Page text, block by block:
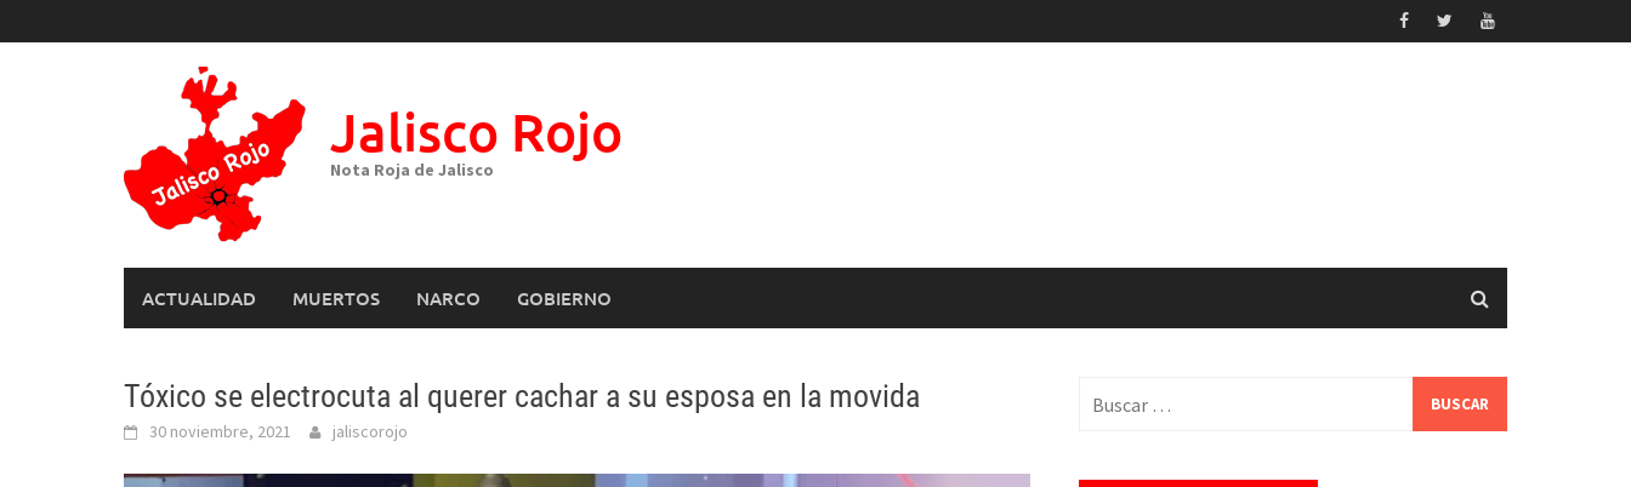
to
Jalisco Rojo
Nota Roja de Jalisco
ACTUALIDAD MUERTOS NARCO GOBIERNO
Tóxico se electrocuta al querer cachar a su esposa en la movida
30 noviembre, 2021 jaliscorojo